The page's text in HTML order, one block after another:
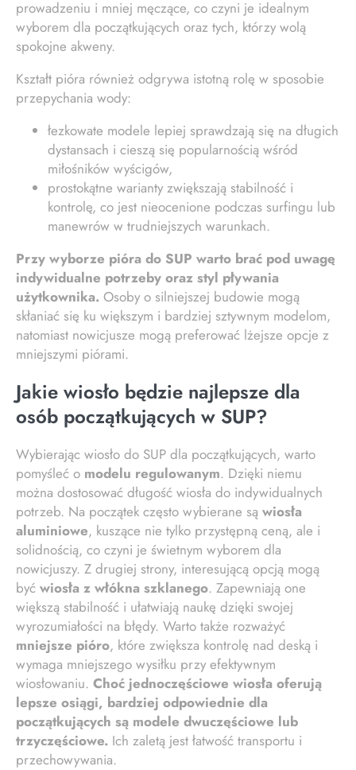
prowadzeniu i mniej męczące, co czyni je idealnym
wyborem dla początkujących oraz tych, którzy wolą
spokojne akweny.
Kształt pióra również odgrywa istotną rolę w sposobie
przepychania wody:
łezkowate modele lepiej sprawdzają się na długich
dystansach i cieszą się popularnością wśród
miłośników wyścigów,
prostokątne warianty zwiększają stabilność i
kontrolę, co jest nieocenione podczas surfingu lub
manewrów w trudniejszych warunkach.
Przy wyborze pióra do SUP warto brać pod uwagę
indywidualne potrzeby oraz styl pływania
użytkownika. Osoby o silniejszej budowie mogą
skłaniać się ku większym i bardziej sztywnym modelom,
natomiast nowicjusze mogą preferować lżejsze opcje z
mniejszymi piórami.
Jakie wiosło będzie najlepsze dla
osób początkujących w SUP?
Wybierając wiosło do SUP dla początkujących, warto
pomyśleć o modelu regulowanym. Dzięki niemu
można dostosować długość wiosła do indywidualnych
potrzeb. Na początek często wybierane są wiosła
aluminiowe, kuszące nie tylko przystępną ceną, ale i
solidnością, co czyni je świetnym wyborem dla
nowicjuszy. Z drugiej strony, interesującą opcją mogą
być wiosła z włókna szklanego. Zapewniają one
większą stabilność i ułatwiają naukę dzięki swojej
wyrozumiałości na błędy. Warto także rozważyć
mniejsze pióro, które zwiększa kontrolę nad deską i
wymaga mniejszego wysiłku przy efektywnym
wiosłowaniu. Choć jednoczęściowe wiosła oferują
lepsze osiągi, bardziej odpowiednie dla
początkujących są modele dwuczęściowe lub
trzyczęściowe. Ich zaletą jest łatwość transportu i
przechowywania.